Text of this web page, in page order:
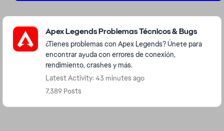
Featured Places
Apex Legends Problemas Técnicos & Bugs
¿Tienes problemas con Apex Legends? Únete para
encontrar ayuda con errores de conexión,
rendimiento, crashes y más.
Latest Activity: 43 minutes ago
7,389 Posts